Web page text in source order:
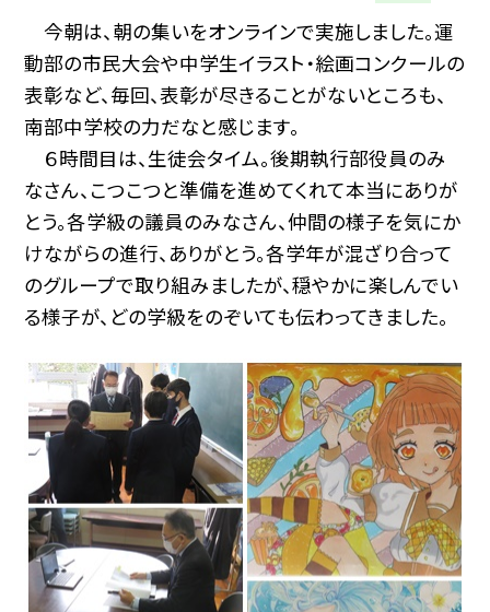
今朝は、朝の集いをオンラインで実施しました。運
動部の市民大会や中学生イラスト・絵画コンクールの
表彰など、毎回、表彰が尽きることがないところも、
南部中学校の力だなと感じます。
６時間目は、生徒会タイム。後期執行部役員のみ
なさん、こつこつと準備を進めてくれて本当にありが
とう。各学級の議員のみなさん、仲間の様子を気にか
けながらの進行、ありがとう。各学年が混ざり合って
のグループで取り組みましたが、穏やかに楽しんでい
る様子が、どの学級をのぞいても伝わってきました。